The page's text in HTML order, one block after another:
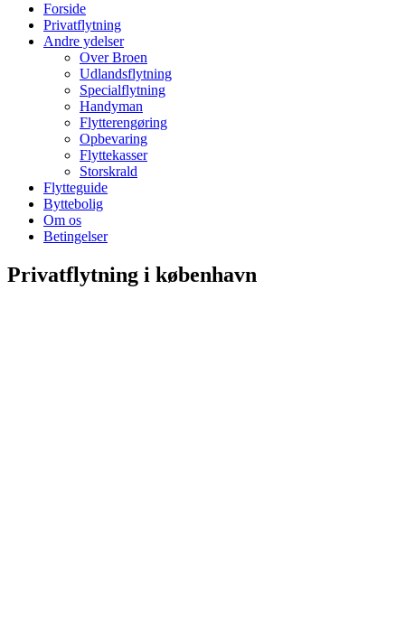
Forside
Privatflytning
Andre ydelser
Over Broen
Udlandsflytning
Specialflytning
Handyman
Flytterengøring
Opbevaring
Flyttekasser
Storskrald
Flytteguide
Byttebolig
Om os
Betingelser
Privatflytning i københavn